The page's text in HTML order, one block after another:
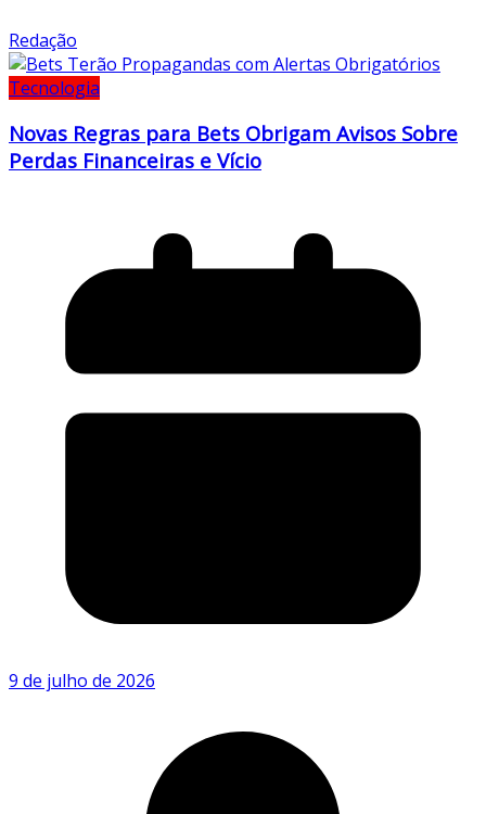
Redação
Tecnologia
Novas Regras para Bets Obrigam Avisos Sobre
Perdas Financeiras e Vício
9 de julho de 2026